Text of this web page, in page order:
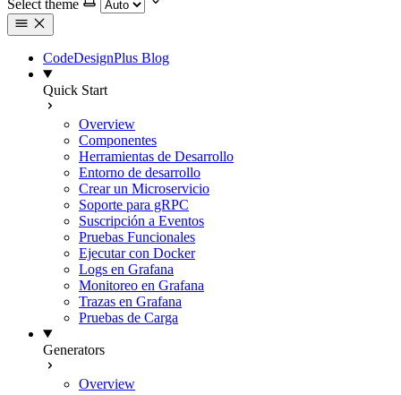
Select theme
CodeDesignPlus Blog
Quick Start
Overview
Componentes
Herramientas de Desarrollo
Entorno de desarrollo
Crear un Microservicio
Soporte para gRPC
Suscripción a Eventos
Pruebas Funcionales
Ejecutar con Docker
Logs en Grafana
Monitoreo en Grafana
Trazas en Grafana
Pruebas de Carga
Generators
Overview